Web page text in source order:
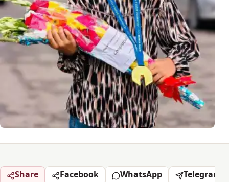
Share Facebook WhatsApp Telegram